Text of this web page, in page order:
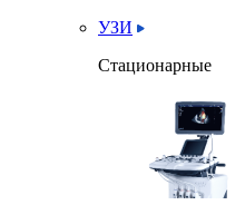
УЗИ
Стационарные